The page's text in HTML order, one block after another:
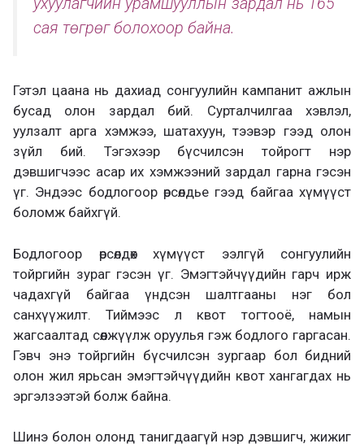
сая төгрөг болохоор байна.
Гэтэл цаана нь дахиад сонгуулийн кампанит ажлын
бусад олон зардал бий. Сурталчилгаа хэвлэл,
уулзалт арга хэмжээ, шатахуун, тээвэр гээд олон
зүйл бий. Тэгэхээр бүсчилсэн тойрогт нэр
дэвшигчээс асар их хэмжээний зардал гарна гэсэн
үг. Эндээс бодлогоор өрсөлдье гээд байгаа хүмүүст
боломж байхгүй.
Бодлогоор өрсөлдөх хүмүүст ээлгүй сонгуулийн
тойргийн зураг гэсэн үг. Эмэгтэйчүүдийн гарч ирж
чадахгүй байгаа үндсэн шалтгааны нэг бол
санхүүжилт. Тиймээс л квот тогтооё, намын
жагсаалтад сөөлжүүлж оруулья гэж бодлого гаргасан.
Гэвч энэ тойргийн бүсчилсэн зургаар бол бидний
олон жил ярьсан эмэгтэйчүүдийн квот хангагдах нь
эргэлзээтэй болж байна.
Шинэ болон олонд танигдаагүй нэр дэвшигч, жижиг